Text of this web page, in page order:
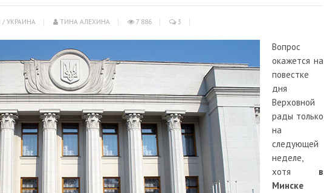
/ УКРАИНА ТИНА АЛЕХИНА 7 886 3
Вопрос
окажется на
повестке
дня
Верховной
рады только
на
следующей
неделе,
хотя в
Минске